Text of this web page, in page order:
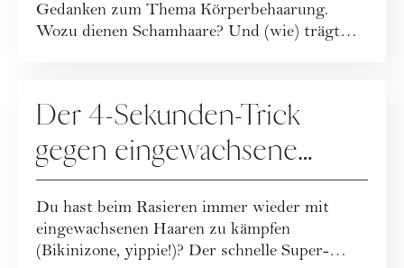
Gedanken zum Thema Körperbehaarung.
Wozu dienen Schamhaare? Und (wie) trägt
Der 4-Sekunden-Trick
gegen eingewachsene
Haare
Du hast beim Rasieren immer wieder mit
eingewachsenen Haaren zu kämpfen
(Bikinizone, yippie!)? Der schnelle Super-